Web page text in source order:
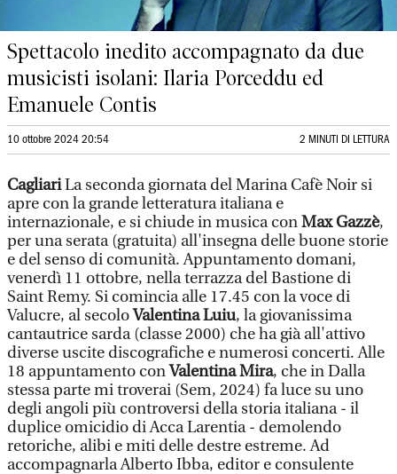
Spettacolo inedito accompagnato da due
musicisti isolani: Ilaria Porceddu ed
Emanuele Contis
10 ottobre 2024 20:54 2 MINUTI DI LETTURA
CagliariLa seconda giornata del Marina Cafè Noir si
apre con la grande letteratura italiana e
internazionale, e si chiude in musica conMax Gazzè,
per una serata (gratuita) all'insegna delle buone storie
e del senso di comunità. Appuntamento domani,
venerdì 11 ottobre, nella terrazza del Bastione di
Saint Remy. Si comincia alle 17.45 con la voce di
Valucre, al secoloValentina Luiu, la giovanissima
cantautrice sarda (classe 2000) che ha già all'attivo
diverse uscite discografiche e numerosi concerti. Alle
18 appuntamento conValentina Mira, che in Dalla
stessa parte mi troverai (Sem, 2024) fa luce su uno
degli angoli più controversi della storia italiana - il
duplice omicidio di Acca Larentia - demolendo
retoriche, alibi e miti delle destre estreme. Ad
accompagnarla Alberto Ibba, editor e consulente